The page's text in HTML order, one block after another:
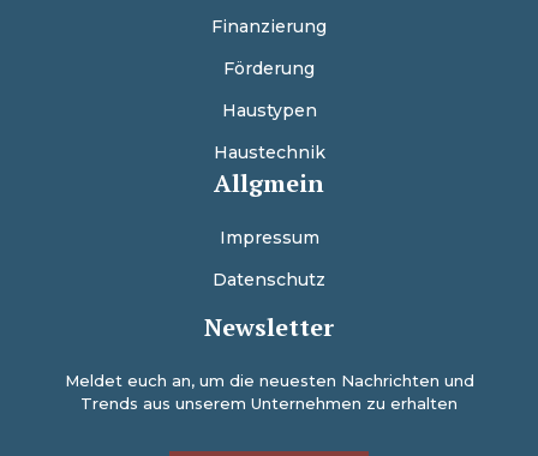
Finanzierung
Förderung
Haustypen
Haustechnik
Allgmein
Impressum
Datenschutz
Newsletter
Meldet euch an, um die neuesten Nachrichten und
Trends aus unserem Unternehmen zu erhalten